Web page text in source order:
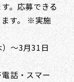
。応募できる
ます。 ※実施
～3月31日
話・スマー